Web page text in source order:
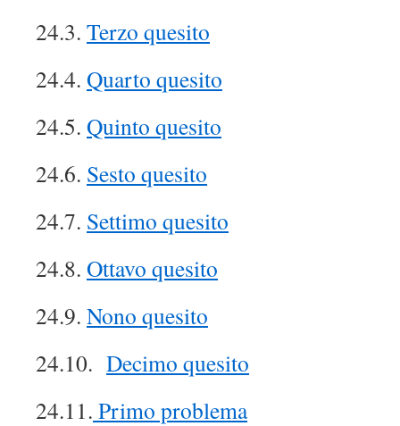
24.3. Terzo quesito
24.4. Quarto quesito
24.5. Quinto quesito
24.6. Sesto quesito
24.7. Settimo quesito
24.8. Ottavo quesito
24.9. Nono quesito
24.10. Decimo quesito
24.11. Primo problema